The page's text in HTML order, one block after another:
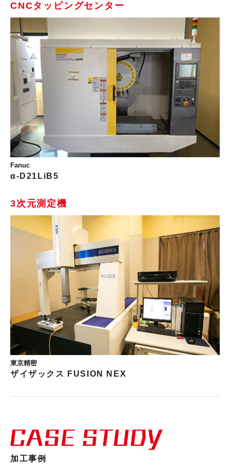
CNCタッピングセンター
Fanuc
α-D21LiB5
3次元測定機
東京精密
ザイザックス FUSION NEX
加工事例